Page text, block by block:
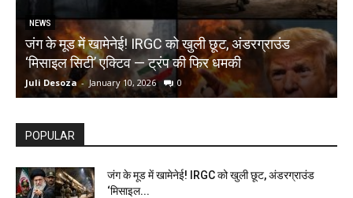
NEWS
जंग के मूड में खामेनेई! IRGC को खुली छूट, अंडरग्राउंड
‘मिसाइल सिटी’ एक्टिव — ट्रंप की फिर धमकी
Juli Desoza - January 10, 2026 0
POPULAR
जंग के मूड में खामेनेई! IRGC को खुली छूट, अंडरग्राउंड
‘मिसाइल...